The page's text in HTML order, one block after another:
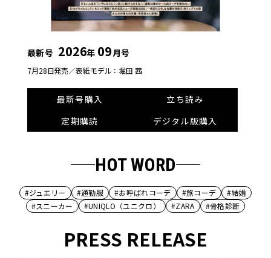
最新号 2026年 09月号
7月28日発売／表紙モデル：堀田 茜
最新号購入
立ち読み
定期購読
デジタル版購入
HOT WORD
#ジュエリー #通勤服 #お呼ばれコーデ #旅コーデ
#結婚
#スニーカー
#UNIQLO（ユニクロ） #ZARA #骨格診断
PRESS RELEASE